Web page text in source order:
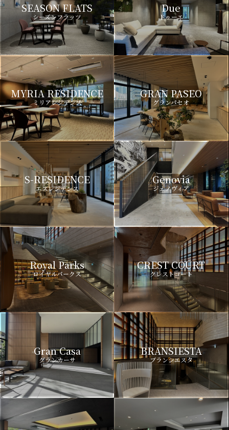
SEASON FLATS
シーズンフラッツ
Due
ドゥーエ
MYRIA RESIDENCE
ミリアレジデンス
GRAN PASEO
グランパセオ
S-RESIDENCE
エスレジデンス
Genovia
ジェノヴィア
Royal Parks
ロイヤルパークス
CREST COURT
クレストコート
Gran Casa
グランカーサ
BRANSIESTA
ブランシエスタ